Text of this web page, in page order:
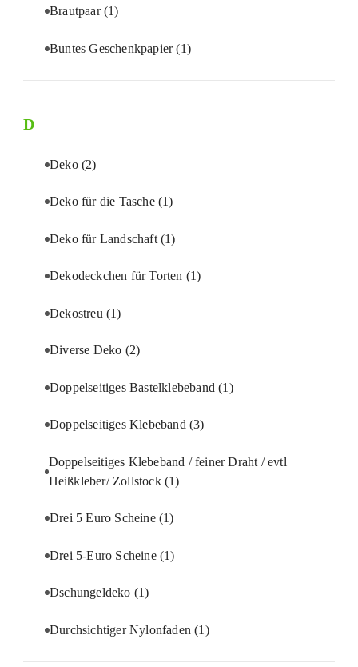
Brautpaar(1)
Buntes Geschenkpapier(1)
D
Deko (2)
Deko für die Tasche (1)
Deko für Landschaft (1)
Dekodeckchen für Torten (1)
Dekostreu (1)
Diverse Deko (2)
Doppelseitiges Bastelklebeband(1)
Doppelseitiges Klebeband (3)
Doppelseitiges Klebeband / feiner Draht / evtl
Heißkleber/ Zollstock(1)
Drei 5 Euro Scheine (1)
Drei 5-Euro Scheine (1)
Dschungeldeko (1)
Durchsichtiger Nylonfaden(1)